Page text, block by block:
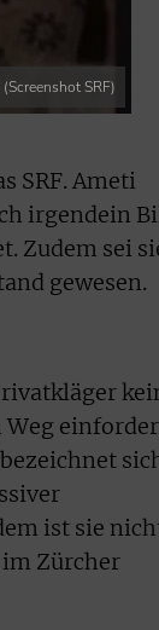
SRF)
SRF. Ameti
irgendein
Zudem sei
gewesen.
Weg
ist sie
Zürcher